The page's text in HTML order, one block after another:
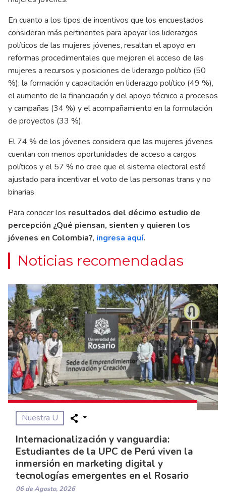
En cuanto a los tipos de incentivos que los encuestados
consideran más pertinentes para apoyar los liderazgos
políticos de las mujeres jóvenes, resaltan el apoyo en
reformas procedimentales que mejoren el acceso de las
mujeres a recursos y posiciones de liderazgo político (50
%); la formación y capacitación en liderazgo político (49 %),
el aumento de la financiación y del apoyo técnico a procesos
y campañas (34 %) y el acompañamiento en la formulación
de proyectos (33 %).
El 74 % de los jóvenes considera que las mujeres jóvenes
cuentan con menos oportunidades de acceso a cargos
políticos y el 57 % no cree que el sistema electoral esté
ajustado para incentivar el voto de las personas trans y no
binarias.
Para conocer los resultados del décimo estudio de
percepción ¿Qué piensan, sienten y quieren los
jóvenes en Colombia?, ingresa aquí.
Noticias recomendadas
Nuestra U
Internacionalización y vanguardia:
Estudiantes de la UPC de Perú viven la
inmersión en marketing digital y
tecnologías emergentes en el Rosario
06 de Agosto, 2026